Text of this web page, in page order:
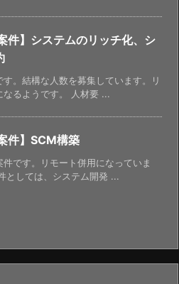
件】システムのリッチ化、シ
す。結構な人数を募集しています。リ
なるようです。 人材要 ...
件】SCM構築
件です。リモート併用になっていま
としては、システム開発 ...